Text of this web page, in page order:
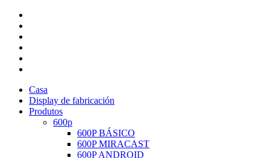
Casa
Display de fabricación
Produtos
600p
600P BÁSICO
600P MIRACAST
600P ANDROID